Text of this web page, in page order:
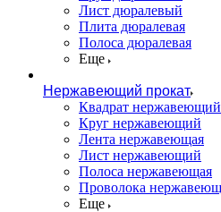
Лист дюралевый
Плита дюралевая
Полоса дюралевая
Еще
Нержавеющий прокат
Квадрат нержавеющий
Круг нержавеющий
Лента нержавеющая
Лист нержавеющий
Полоса нержавеющая
Проволока
Еще